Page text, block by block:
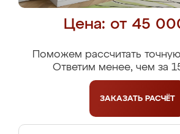
Цена: от 45
Поможем рассчитать
Ответим менее, чем за
ЗАКАЗАТЬ РАСЧЁТ